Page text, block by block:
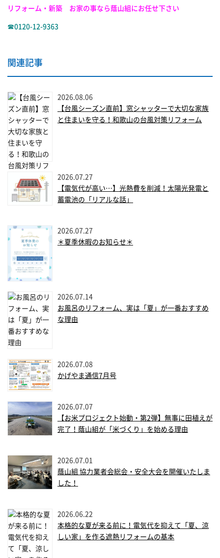
リフォーム・新築 お家の事なら蔭山組にお任せ下さい
☎0120-12-9363
関連記事
2026.08.06
【台風シーズン直前】窓シャッターで大切な家族
と住まいを守る！和歌山の台風対策リフォーム
2026.07.27
【電気代が高い…】光熱費を削減！太陽光発電と
蓄電池の「リアルな話」
2026.07.27
＊夏季休暇のお知らせ＊
2026.07.14
お風呂のリフォーム、実は「夏」が一番おすすめ
な理由
2026.07.08
かげやま通信7月号
2026.07.07
【お米プロジェクト始動・第2弾】無事に田植えが
完了！蔭山組が「米づくり」を始める理由
2026.07.01
蔭山組 協力業者会総会・安全大会を開催いたしま
した！
2026.06.22
本格的な夏が来る前に！電気代を抑えて「夏、涼
しい家」を作る遮熱リフォームの基本